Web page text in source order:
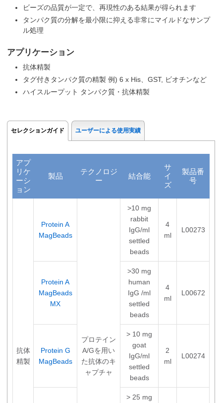
ビーズの品質が一定で、再現性のある結果が得られます
タンパク質の分解を最小限に抑える非常にマイルドなサンプ
ル処理
アプリケーション
抗体精製
タグ付きタンパク質の精製 例) 6 x His、GST, ビオチンなど
ハイスループット タンパク質・抗体精製
セレクションガイド ユーザーによる使用実績
アプ
リケ
ーシ
ョン
製品
テクノロジ
ー
結合能
サ
イ
ズ
製品番
号
抗体
精製
Protein A
MagBeads
プロテイン
A/Gを用い
た抗体のキ
ャプチャ
>10 mg
rabbit
IgG/ml
settled
beads
4
ml
L00273
Protein A
MagBeads
MX
>30 mg
human
IgG /ml
settled
beads
4
ml
L00672
Protein G
MagBeads
> 10 mg
goat
IgG/ml
settled
beads
2
ml
L00274
> 25 mg